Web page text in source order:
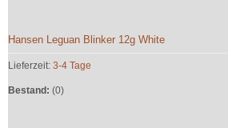
Hansen Leguan Blinker 12g White
Lieferzeit: 3-4 Tage
Bestand: (0)